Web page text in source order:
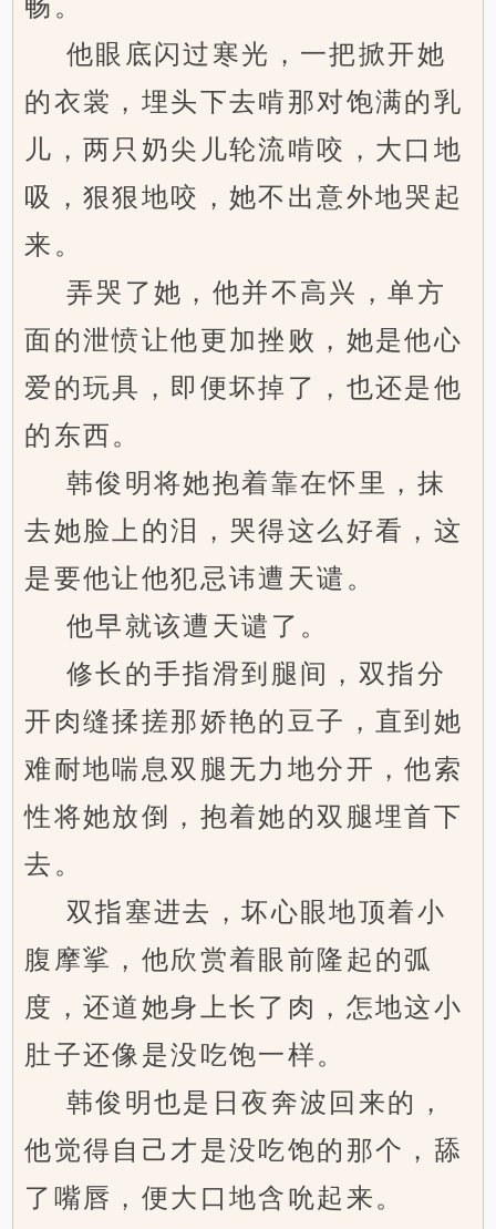
畅。
他眼底闪过寒光，一把掀开她
的衣裳，埋头下去啃那对饱满的乳
儿，两只奶尖儿轮流啃咬，大口地
吸，狠狠地咬，她不出意外地哭起
来。
弄哭了她，他并不高兴，单方
面的泄愤让他更加挫败，她是他心
爱的玩具，即便坏掉了，也还是他
的东西。
韩俊明将她抱着靠在怀里，抹
去她脸上的泪，哭得这么好看，这
是要他让他犯忌讳遭天谴。
他早就该遭天谴了。
修长的手指滑到腿间，双指分
开肉缝揉搓那娇艳的豆子，直到她
难耐地喘息双腿无力地分开，他索
性将她放倒，抱着她的双腿埋首下
去。
双指塞进去，坏心眼地顶着小
腹摩挲，他欣赏着眼前隆起的弧
度，还道她身上长了肉，怎地这小
肚子还像是没吃饱一样。
韩俊明也是日夜奔波回来的，
他觉得自己才是没吃饱的那个，舔
了嘴唇，便大口地含吮起来。